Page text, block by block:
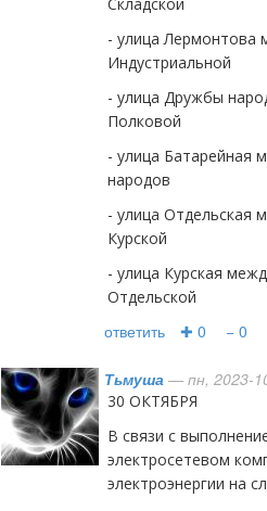
- улица Лермонтова
Индустриальной
- улица Дружбы
Полковой
- улица Батарейная
народов
- улица Отдельская
Курской
- улица Курская
Отдельской
ответить ✚ 0 − 0
Тьмуша — пн, 2023-
30 ОКТЯБРЯ
В связи с
электросетевом
электроэнергии на